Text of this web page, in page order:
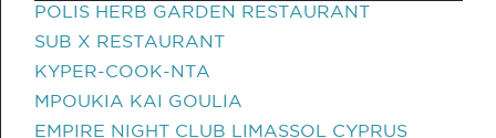
POLIS HERB GARDEN RESTAURANT
SUB X RESTAURANT
KYPER-COOK-NTA
MPOUKIA KAI GOULIA
EMPIRE NIGHT CLUB LIMASSOL CYPRUS